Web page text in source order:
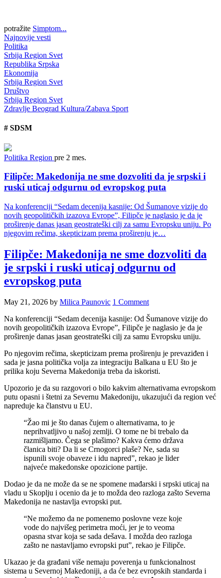
potražite Simptom...
Najnovije vesti
Politika
Srbija Region Svet
Republika Srpska
Ekonomija
Srbija Region Svet
Društvo
Srbija Region Svet
Zdravlje Beograd Kultura/Zabava Sport
# SDSM
Politika Region pre 2 mes.
Filipče: Makedonija ne sme dozvoliti da je srpski i
ruski uticaj odgurnu od evropskog puta
Na konferenciji “Sedam decenija kasnije: Od Šumanove vizije do
novih geopolitičkih izazova Evrope”, Filipče je naglasio je da je
proširenje danas jasan geostrateški cilj za samu Evropsku uniju. Po
njegovim rečima, skepticizam prema proširenju je…
Filipče: Makedonija ne sme dozvoliti da
je srpski i ruski uticaj odgurnu od
evropskog puta
May 21, 2026 by Milica Paunovic 1 Comment
Na konferenciji “Sedam decenija kasnije: Od Šumanove vizije do
novih geopolitičkih izazova Evrope”, Filipče je naglasio je da je
proširenje danas jasan geostrateški cilj za samu Evropsku uniju.
Po njegovim rečima, skepticizam prema proširenju je prevaziđen i
sada je jasna politička volja za integraciju Balkana u EU što je
prilika koju Severna Makedonija treba da iskoristi.
Upozorio je da su razgovori o bilo kakvim alternativama evropskom
putu opasni i štetni za Severnu Makedoniju, ukazujući da region već
napreduje ka članstvu u EU.
“Žao mi je što danas čujem o alternativama, to je
neprihvatljivo u našoj zemlji. O tome ne bi trebalo da
razmišljamo. Čega se plašimo? Kakva ćemo država
članica biti? Da li se Crnogorci plaše? Ne, sada su
ispunili svoje obaveze i idu napred”, rekao je lider
najveće makedonske opozicione partije.
Dodao je da ne može da se ne spomene mađarski i srpski uticaj na
vladu u Skoplju i ocenio da je to možda deo razloga zašto Severna
Makedonija ne nastavlja evropski put.
“Ne možemo da ne pomenemo poslovne veze koje
vode do najvišeg perimetra moći, jer je to veoma
opasna stvar koja se sada dešava. I možda deo razloga
zašto ne nastavljamo evropski put”, rekao je Filipče.
Ukazao je da građani više nemaju poverenja u funkcionalnost
sistema u Severnoj Makedoniji, a da će bez evropskih standarda i